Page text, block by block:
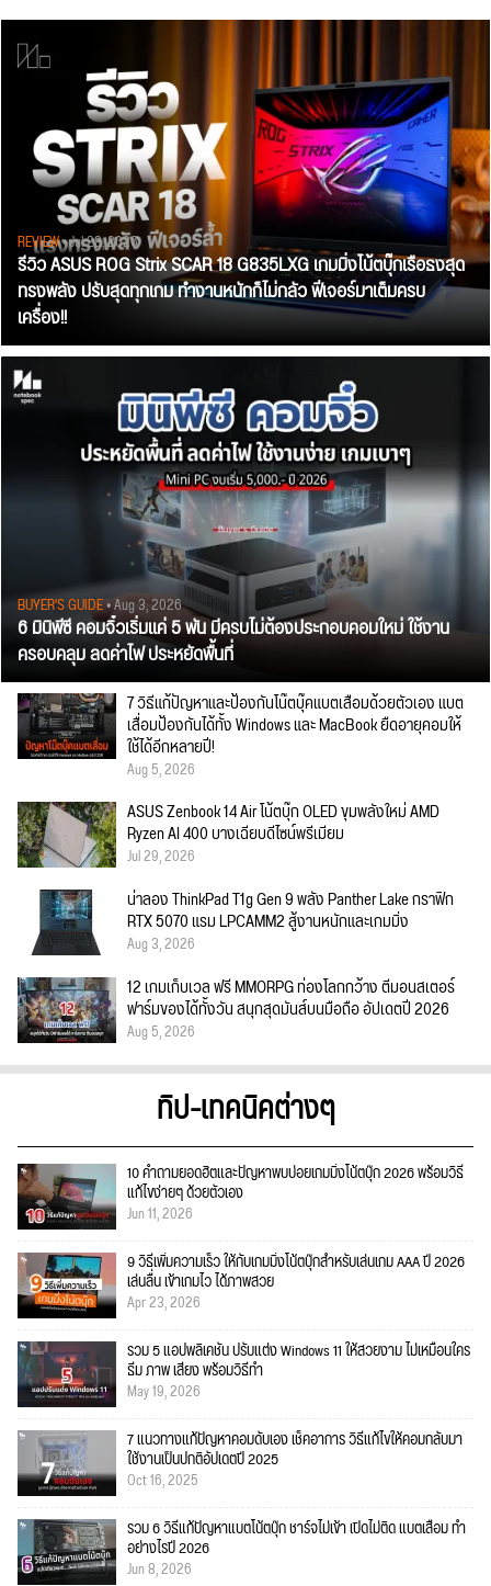
REVIEW• Jul 28, 2026
รีวิว ASUS ROG Strix SCAR 18 G835LXG เกมมิ่งโน้ตบุ๊กเรือธงสุด
ทรงพลัง ปรับสุดทุกเกม ทำงานหนักก็ไม่กลัว ฟีเจอร์มาเต็มครบ
เครื่อง!!
BUYER'S GUIDE• Aug 3, 2026
6 มินิพีซี คอมจิ๋วเริ่มแค่ 5 พัน มีครบไม่ต้องประกอบคอมใหม่ ใช้งาน
ครอบคลุม ลดค่าไฟ ประหยัดพื้นที่
7 วิธีแก้ปัญหาและป้องกันโน๊ตบุ๊คแบตเสื่อมด้วยตัวเอง แบต
เสื่อมป้องกันได้ทั้ง Windows และ MacBook ยืดอายุคอมให้
ใช้ได้อีกหลายปี!
Aug 5, 2026
ASUS Zenbook 14 Air โน้ตบุ๊ก OLED ขุมพลังใหม่ AMD
Ryzen AI 400 บางเฉียบดีไซน์พรีเมียม
Jul 29, 2026
น่าลอง ThinkPad T1g Gen 9 พลัง Panther Lake กราฟิก
RTX 5070 แรม LPCAMM2 สู้งานหนักและเกมมิ่ง
Aug 3, 2026
12 เกมเก็บเวล ฟรี MMORPG ท่องโลกกว้าง ตีมอนสเตอร์
ฟาร์มของได้ทั้งวัน สนุกสุดมันส์บนมือถือ อัปเดตปี 2026
Aug 5, 2026
ทิป-เทคนิคต่างๆ
10 คำถามยอดฮิตและปัญหาพบบ่อยเกมมิ่งโน้ตบุ๊ก 2026 พร้อมวิธี
แก้ไขง่ายๆ ด้วยตัวเอง
Jun 11, 2026
9 วิธีเพิ่มความเร็ว ให้กับเกมมิ่งโน้ตบุ๊กสำหรับเล่นเกม AAA ปี 2026
เล่นลื่น เข้าเกมไว ได้ภาพสวย
Apr 23, 2026
รวม 5 แอปพลิเคชัน ปรับแต่ง Windows 11 ให้สวยงาม ไม่เหมือนใคร
ธีม ภาพ เสียง พร้อมวิธีทำ
May 19, 2026
7 แนวทางแก้ปัญหาคอมดับเอง เช็คอาการ วิธีแก้ไขให้คอมกลับมา
ใช้งานเป็นปกติอัปเดตปี 2025
Oct 16, 2025
รวม 6 วิธีแก้ปัญหาแบตโน้ตบุ๊ก ชาร์จไม่เข้า เปิดไม่ติด แบตเสื่อม ทำ
อย่างไรปี 2026
Jun 8, 2026